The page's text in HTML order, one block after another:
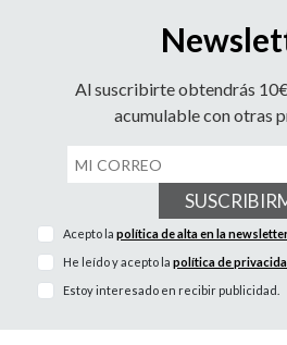
Al suscribirte obtendrás
acumulable con otras
Acepto lapolítica de alta en la
He leído y acepto lapolítica de
Estoy interesado en recibir publicidad.